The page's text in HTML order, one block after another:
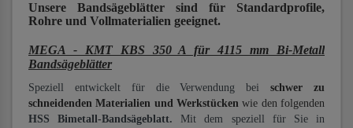
Unsere Bandsägeblätter sind für Standardprofile,
Rohre und Vollmaterialien geeignet.
MEGA - KMT KBS 350 A für 4115 mm Bi-Metall
Bandsägeblätter
Speziell entwickelt für die Verwendung beischwer zu
schneidenden Materialien und Werkstücken wie den folgenden
HSS Bimetall-Bandsägeblatt. Mit dem speziell für Sie in